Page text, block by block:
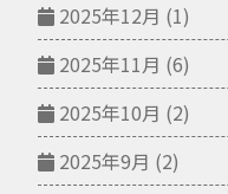
2025年12月 (1)
2025年11月 (6)
2025年10月 (2)
2025年9月 (2)